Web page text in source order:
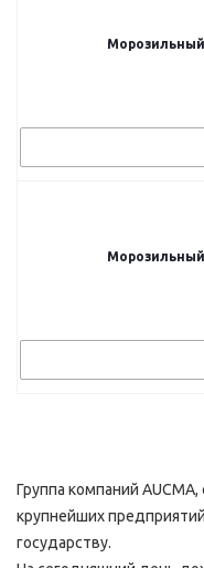
Группа компаний
крупнейших
государству.